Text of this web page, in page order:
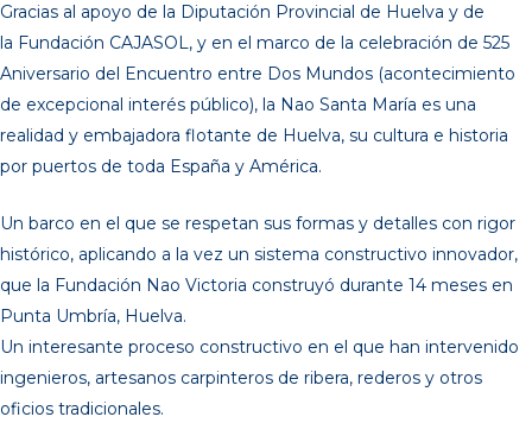
Gracias al apoyo de la Diputación Provincial de Huelva y de
la Fundación CAJASOL, y en el marco de la celebración de 525
Aniversario del Encuentro entre Dos Mundos (acontecimiento
de excepcional interés público), la Nao Santa María es una
realidad y embajadora flotante de Huelva, su cultura e historia
por puertos de toda España y América.
Un barco en el que se respetan sus formas y detalles con rigor
histórico, aplicando a la vez un sistema constructivo innovador,
que la Fundación Nao Victoria construyó durante 14 meses en
Punta Umbría, Huelva.
Un interesante proceso constructivo en el que han intervenido
ingenieros, artesanos carpinteros de ribera, rederos y otros
oficios tradicionales.